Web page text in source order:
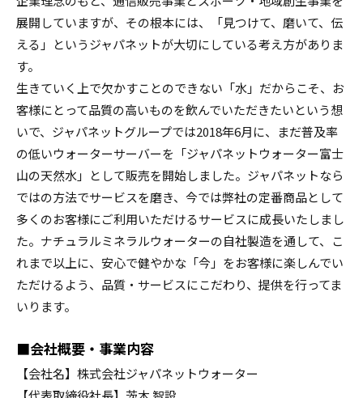
展開していますが、その根本には、「見つけて、磨いて、伝
える」というジャパネットが大切にしている考え方がありま
す。
生きていく上で欠かすことのできない「水」だからこそ、お
客様にとって品質の高いものを飲んでいただきたいという想
いで、ジャパネットグループでは2018年6月に、まだ普及率
の低いウォーターサーバーを「ジャパネットウォーター富士
山の天然水」として販売を開始しました。ジャパネットなら
ではの方法でサービスを磨き、今では弊社の定番商品として
多くのお客様にご利用いただけるサービスに成長いたしまし
た。ナチュラルミネラルウォーターの自社製造を通して、こ
れまで以上に、安心で健やかな「今」をお客様に楽しんでい
ただけるよう、品質・サービスにこだわり、提供を行ってま
いります。
■会社概要・事業内容
【会社名】株式会社ジャパネットウォーター